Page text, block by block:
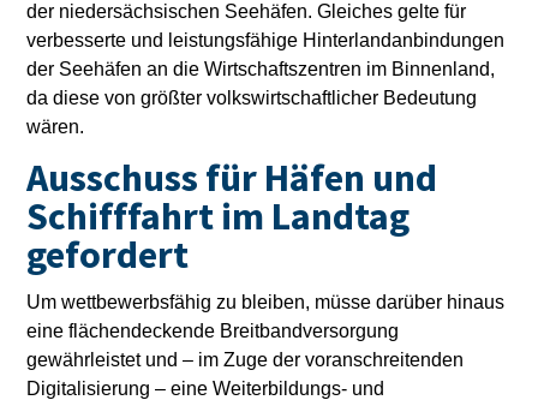
der niedersächsischen Seehäfen. Gleiches gelte für
verbesserte und leistungsfähige Hinterlandanbindungen
der Seehäfen an die Wirtschaftszentren im Binnenland,
da diese von größter volkswirtschaftlicher Bedeutung
wären.
Ausschuss für Häfen und
Schifffahrt im Landtag
gefordert
Um wettbewerbsfähig zu bleiben, müsse darüber hinaus
eine flächendeckende Breitbandversorgung
gewährleistet und – im Zuge der voranschreitenden
Digitalisierung – eine Weiterbildungs- und